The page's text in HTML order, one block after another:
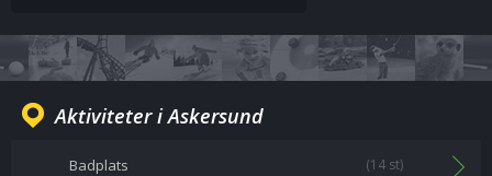
Aktiviteter i Askersund
Badplats (14 st)